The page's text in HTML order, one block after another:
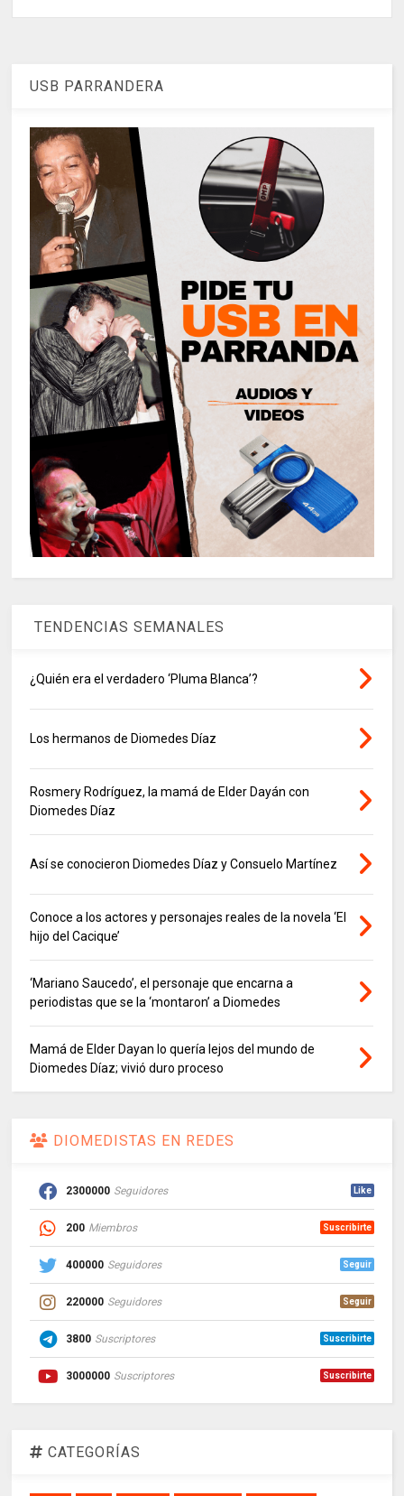
USB PARRANDERA
TENDENCIAS SEMANALES
¿Quién era el verdadero ‘Pluma Blanca’?
Los hermanos de Diomedes Díaz
Rosmery Rodríguez, la mamá de Elder Dayán con
Diomedes Díaz
Así se conocieron Diomedes Díaz y Consuelo Martínez
Conoce a los actores y personajes reales de la novela ‘El
hijo del Cacique’
‘Mariano Saucedo’, el personaje que encarna a
periodistas que se la ‘montaron’ a Diomedes
Mamá de Elder Dayan lo quería lejos del mundo de
Diomedes Díaz; vivió duro proceso
DIOMEDISTAS EN REDES
2300000 Seguidores Like
200 Miembros Suscribirte
400000 Seguidores Seguir
220000 Seguidores Seguir
3800 Suscriptores Suscribirte
3000000 Suscriptores Suscribirte
CATEGORÍAS